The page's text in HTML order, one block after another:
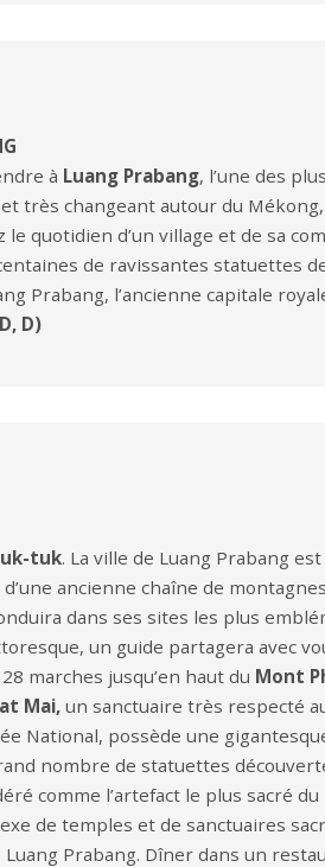
à Luang Prabang, l’une des
très changeant autour du
quotidien d’un village et de sa
de ravissantes statuettes
Prabang, l’ancienne capitale
D)
tuk. La ville de Luang Prabang
ancienne chaîne de
dans ses sites les plus
un guide partagera avec
marches jusqu’en haut du Mont
Mai, un sanctuaire très respecté
National, possède une
nombre de statuettes
comme l’artefact le plus sacré
de temples et de sanctuaires
Prabang. Dîner dans un